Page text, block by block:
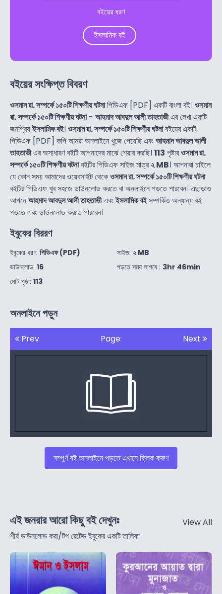
বইয়ের ধরণ
ইসলামিক বই
বইয়ের সংক্ষিপ্ত বিবরণ
ওসমান রা. সম্পর্কে ১৫০টি শিক্ষণীয় ঘটনাপিডিএফ [PDF] একটি বাংলা বই। ওসমান
রা. সম্পর্কে ১৫০টি শিক্ষণীয় ঘটনা- আহমাদ আবদুল আলী তাহতাভীএর লেখা একটি
জনপ্রিয়ইসলামিক বই। ওসমান রা. সম্পর্কে ১৫০টি শিক্ষণীয় ঘটনাবইয়ের একটি
পিডিএফ [PDF] কপি আমরা অনলাইনে খুজে পেয়েছি এবংআহমাদ আবদুল আলী
তাহতাভীএর অসাধারণ বইটি আপনাদের মাঝে শেয়ার করছি। 113 পৃষ্টারওসমান রা.
সম্পর্কে ১৫০টি শিক্ষণীয় ঘটনাবইটির পিডিএফ সাইজ মাত্র২ MB। আপনারা চাইলে
যে কোন সময় আমাদের ওয়েবসাইট থেকেওসমান রা. সম্পর্কে ১৫০টি শিক্ষণীয় ঘটনা
বইটির পিডিএফ খুব সহজে ডাউনলোড করতে বা অনলাইনে পড়তে পারবেন। এছাড়াও
আপনেআহমাদ আবদুল আলী তাহতাভীএবংইসলামিক বইসম্পর্কিত অন্যান্য বই
পড়তে এবং ডাউনলোড করতে পারবেন।
ইবুকের বিররণ
ইবুকের ধরণ: পিডিএফ (PDF)
ডাউনলোড: 16
মোট পৃষ্ঠা: 113
সাইজ: ২ MB
পড়তে সময় লাগবে : 3hr 46min
অনলাইনে পড়ুন
Prev Page: Next
সম্পুর্ণ বই অনলাইনে পড়তে এখানে ক্লিক করুণ
এই জনরার আরো কিছু বই দেখুনঃ
শীর্ষ ডাউনলোড করা/টপ রেটেড ইবুকের একটি তালিকা
View All